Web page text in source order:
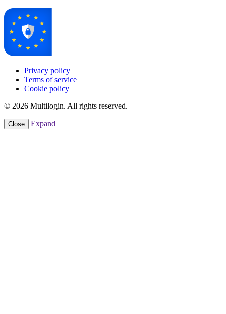
Privacy policy
Terms of service
Cookie policy
© 2026 Multilogin. All rights reserved.
Close Expand